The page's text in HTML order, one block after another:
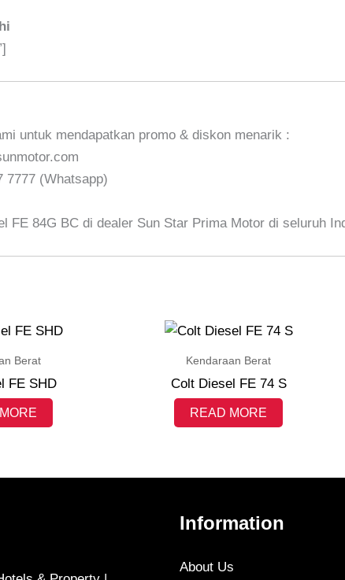
untuk mendapatkan promo & diskon menarik :
7777 (Whatsapp)
FE 84G BC di dealer Sun Star Prima Motor di seluruh
Berat
FE SHD
Kendaraan Berat
Colt Diesel FE 74 S
READ MORE
Information
About Us